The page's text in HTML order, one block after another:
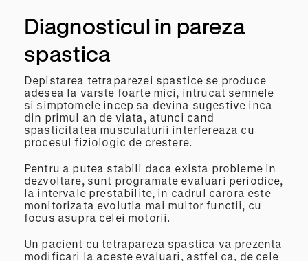
Diagnosticul in pareza
spastica
Depistarea tetraparezei spastice se produce
adesea la varste foarte mici, intrucat semnele
si simptomele incep sa devina sugestive inca
din primul an de viata, atunci cand
spasticitatea musculaturii interfereaza cu
procesul fiziologic de crestere.
Pentru a putea stabili daca exista probleme in
dezvoltare, sunt programate evaluari periodice,
la intervale prestabilite, in cadrul carora este
monitorizata evolutia mai multor functii, cu
focus asupra celei motorii.
Un pacient cu tetrapareza spastica va prezenta
modificari la aceste evaluari, astfel ca, de cele